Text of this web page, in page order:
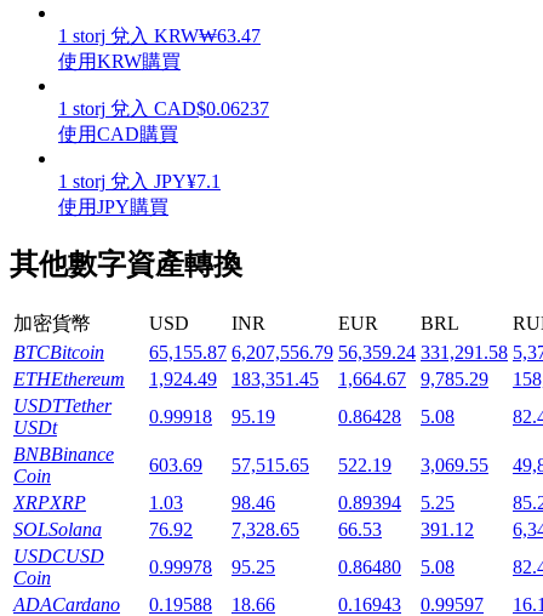
機槍池
Launchpool
活期質押獲得熱門資產
1 storj 兌入 KRW₩63.47
使用KRW購買
1 storj 兌入 CAD$0.06237
使用CAD購買
1 storj 兌入 JPY¥7.1
使用JPY購買
其他數字資產轉換
加密貨幣 USD INR EUR BRL
BTCBitcoin 65,155.87 6,207,556.79 56,359.24 331,291.58
ETHEthereum 1,924.49 183,351.45 1,664.67 9,785.29
USDTTether
USDt
0.99918 95.19 0.86428 5.08
BNBBinance
Coin
603.69 57,515.65 522.19 3,069.55
XRPXRP 1.03 98.46 0.89394 5.25
SOLSolana 76.92 7,328.65 66.53 391.12
USDCUSD
Coin
0.99978 95.25 0.86480 5.08
ADACardano 0.19588 18.66 0.16943 0.99597